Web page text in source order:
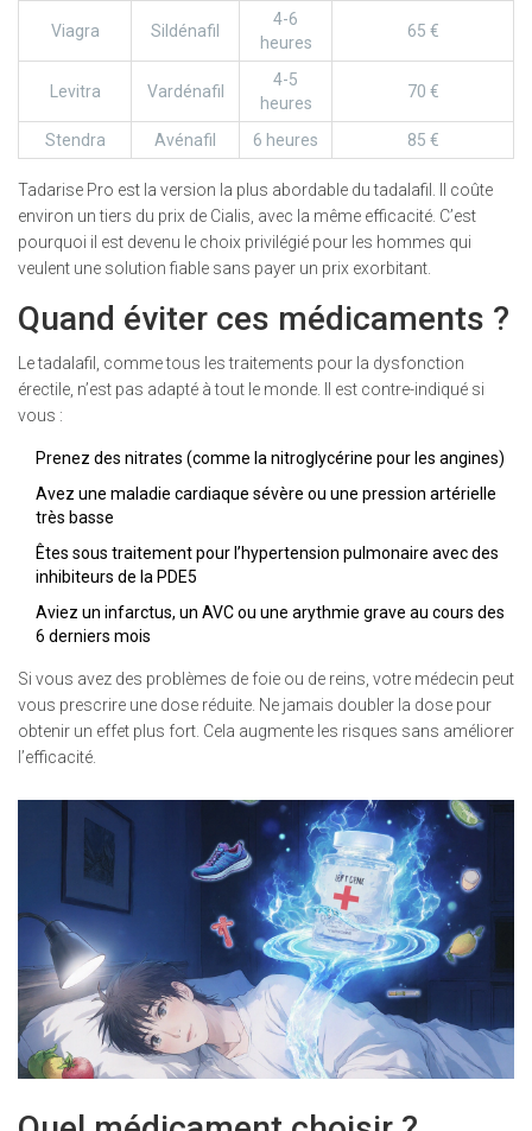
Viagra Sildénafil
4-6
heures
65 €
Levitra Vardénafil
4-5
heures
70 €
Stendra Avénafil 6 heures 85 €
Tadarise Pro est la version la plus abordable du tadalafil. Il coûte
environ un tiers du prix de Cialis, avec la même efficacité. C’est
pourquoi il est devenu le choix privilégié pour les hommes qui
veulent une solution fiable sans payer un prix exorbitant.
Quand éviter ces médicaments ?
Le tadalafil, comme tous les traitements pour la dysfonction
érectile, n’est pas adapté à tout le monde. Il est contre-indiqué si
vous :
Prenez des nitrates (comme la nitroglycérine pour les angines)
Avez une maladie cardiaque sévère ou une pression artérielle
très basse
Êtes sous traitement pour l’hypertension pulmonaire avec des
inhibiteurs de la PDE5
Aviez un infarctus, un AVC ou une arythmie grave au cours des
6 derniers mois
Si vous avez des problèmes de foie ou de reins, votre médecin peut
vous prescrire une dose réduite. Ne jamais doubler la dose pour
obtenir un effet plus fort. Cela augmente les risques sans améliorer
l’efficacité.